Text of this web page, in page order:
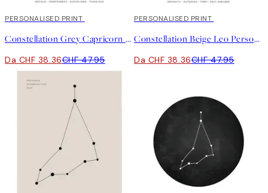
20%*
PERSONALISED PRINT
Constellation Grey Capricorn Personal Poster
Da CHF 38.36CHF 47.95
20%*
PERSONALISED PRINT
Constellation Beige Leo Personal Poster
Da CHF 38.36CHF 47.95